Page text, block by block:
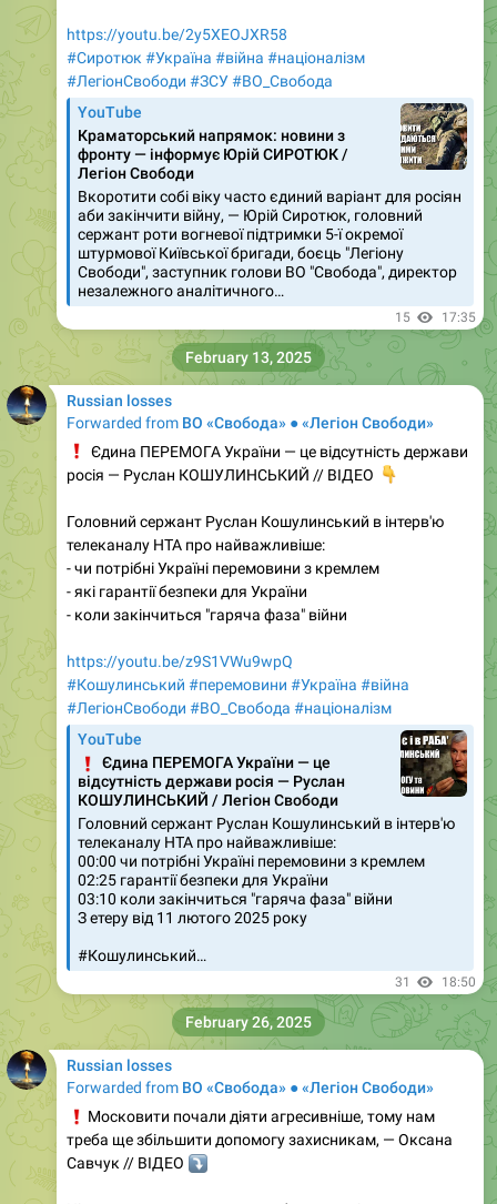
https://youtu.be/2y5XEOJXR58
#Сиротюк #Україна #війна #націоналізм
#ЛегіонСвободи #ЗСУ#ВО_Cвобода
YouTube
Краматорський напрямок: новини з
фронту — інформує Юрій СИРОТЮК /
Легіон Свободи
Вкоротити собі віку часто єдиний варіант для росіян
аби закінчити війну, — Юрій Сиротюк, головний
сержант роти вогневої підтримки 5-ї окремої
штурмової Київської бригади, боєць "Легіону
Свободи", заступник голови ВО "Свобода", директор
незалежного аналітичного…
15 17:35
Russian losses
Forwarded from ВО «Свобода» ● «Легіон Свободи»
Єдина ПЕРЕМОГА України — це відсутність держави
росія — Руслан КОШУЛИНСЬКИЙ // ВІДЕО
👇
Головний сержант Руслан Кошулинський в інтерв'ю
телеканалу НТА про найважливіше:
- чи потрібні Україні перемовини з кремлем
- які гарантії безпеки для України
- коли закінчиться "гаряча фаза" війни
https://youtu.be/z9S1VWu9wpQ
#Кошулинський #перемовини #Україна #війна
#ЛегіонСвободи #ВО_Cвобода #націоналізм
YouTube
Єдина ПЕРЕМОГА України — це
відсутність держави росія — Руслан
КОШУЛИНСЬКИЙ / Легіон Свободи
Головний сержант Руслан Кошулинський в інтерв'ю
телеканалу НТА про найважливіше:
00:00 чи потрібні Україні перемовини з кремлем
02:25 гарантії безпеки для України
03:10 коли закінчиться "гаряча фаза" війни
З етеру від 11 лютого 2025 року
#Кошулинський…
31 18:50
February 13, 2025
Russian losses
Forwarded from ВО «Свобода» ● «Легіон Свободи»
Московити почали діяти агресивніше, тому нам
треба ще збільшити допомогу захисникам, — Оксана
Савчук // ВІДЕО
⤵️
February 26, 2025